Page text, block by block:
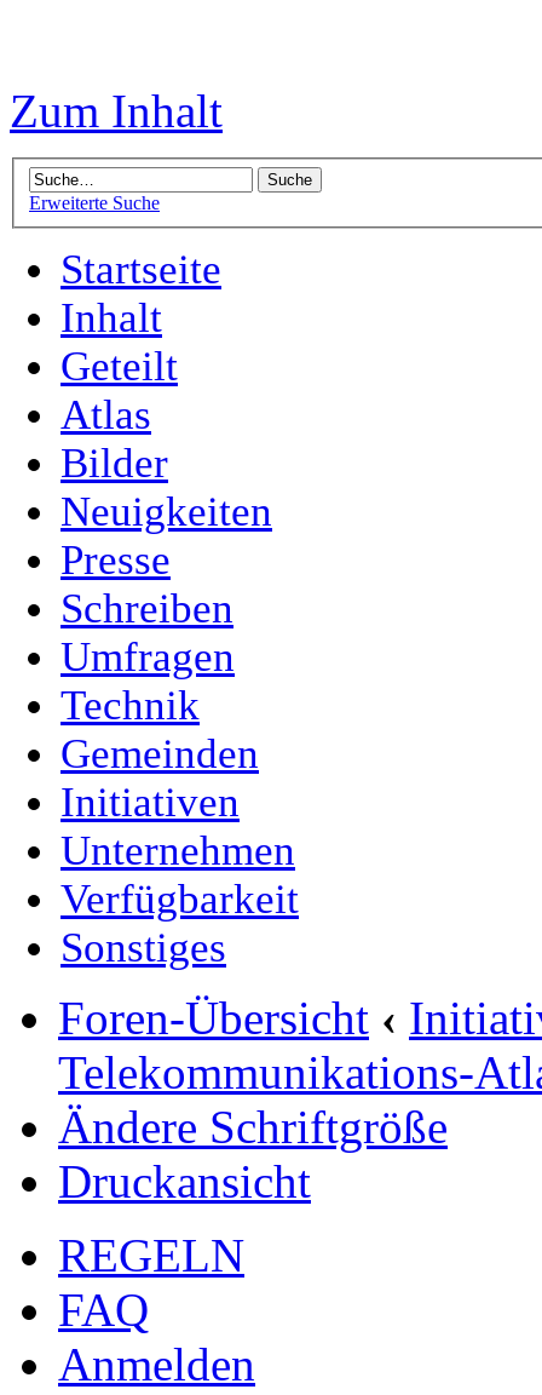
Zum Inhalt
Erweiterte Suche
Startseite
Inhalt
Geteilt
Atlas
Bilder
Neuigkeiten
Presse
Schreiben
Umfragen
Technik
Gemeinden
Initiativen
Unternehmen
Verfügbarkeit
Sonstiges
Foren-Übersicht ‹
Telekommunikations-
Ändere Schriftgröße
Druckansicht
REGELN
FAQ
Anmelden